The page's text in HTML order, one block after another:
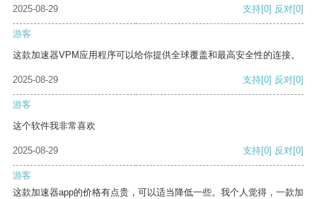
2025-08-29
支持[0] 反对[0]
游客
这款加速器VPM应用程序可以给你提供全球覆盖和最高安全性的连接。
2025-08-29 支持[0] 反对[0]
游客
这个软件我非常喜欢
2025-08-29 支持[0] 反对[0]
游客
这款加速器app的价格有点贵，可以适当降低一些。我个人觉得，一款加